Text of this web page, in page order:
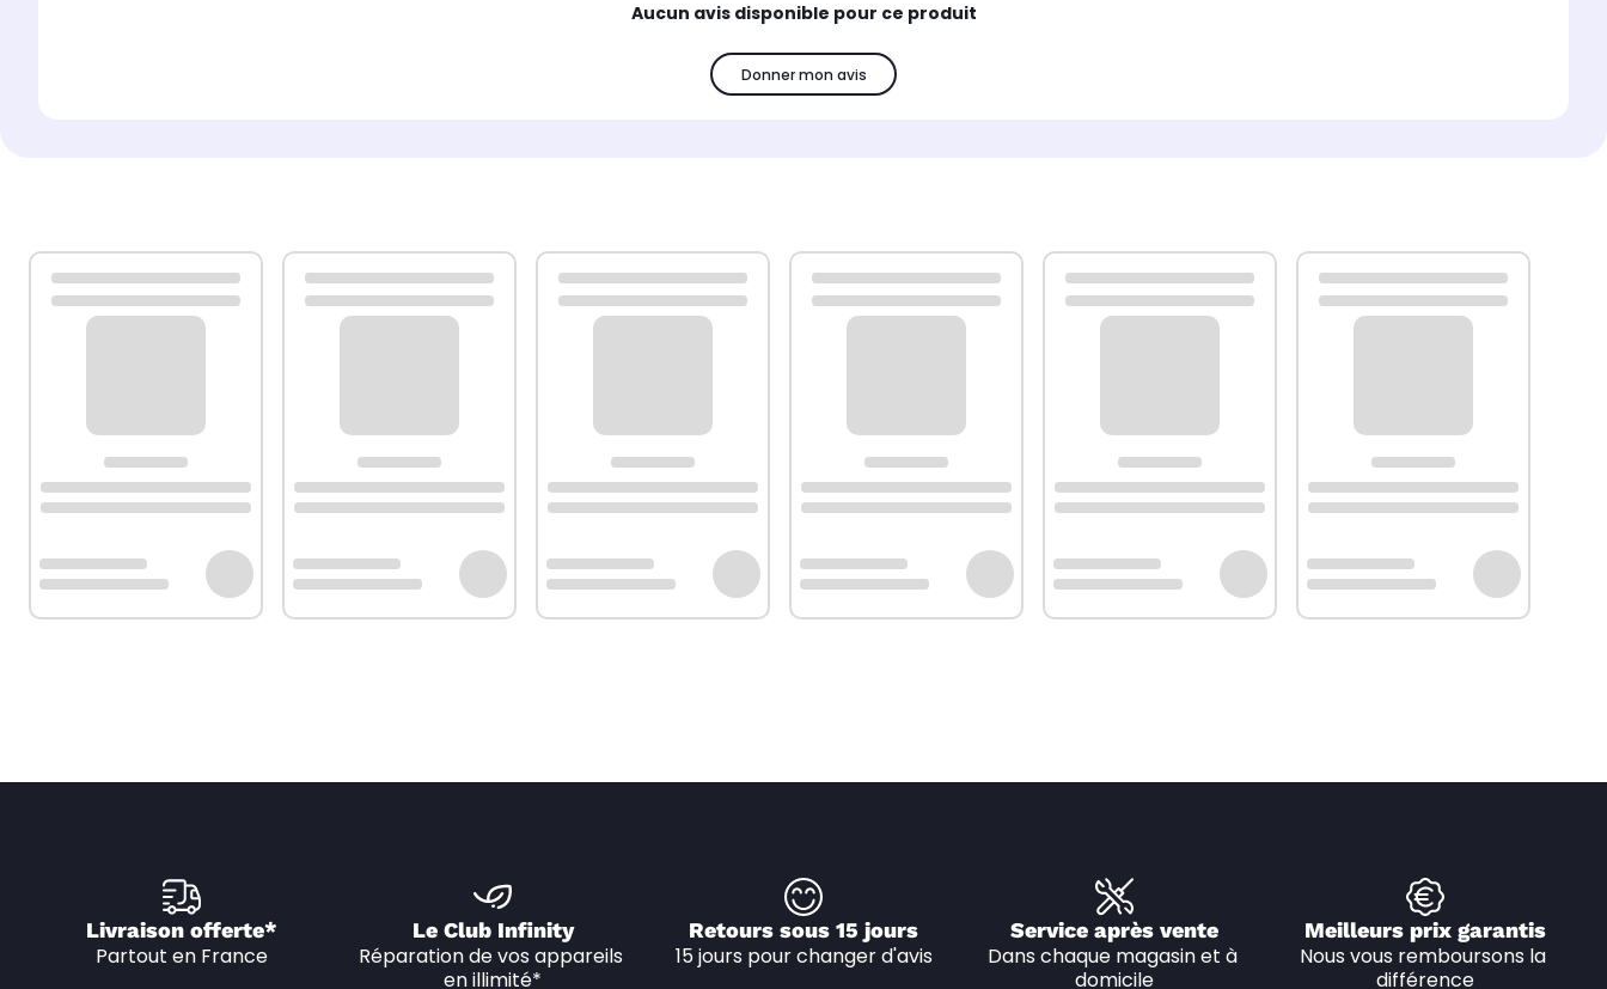
Aucun avis disponible pour ce produit
Donner mon avis
Livraison offerte*
Partout en France
Le Club Infinity
Réparation de vos appareils
en illimité*
Retours sous 15 jours
15 jours pour changer d'avis
Service après vente
Dans chaque magasin et à
domicile
Meilleurs prix garantis
Nous vous remboursons la
différence